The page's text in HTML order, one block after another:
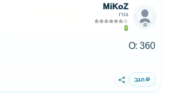
MiKoZ
גורו
360 :O
הגב שתף